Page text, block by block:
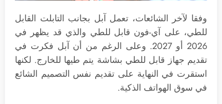
وفقا لآخر الشائعات، تعمل آبل بجانب التابلت القابل
للطي، على آي-فون قابل للطي والذي قد يظهر في
2026 أو 2027. وعلى الرغم من أن آبل فكرت في
تقديم جهاز قابل للطي بشاشة يتم طيها للخارج. لكنها
استقرت في النهاية على تقديم نفس التصميم الشائع
في سوق الهواتف الذكية.